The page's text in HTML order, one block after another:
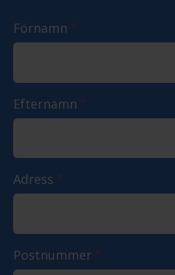
Förnamn *
Efternamn *
Adress *
Postnummer *